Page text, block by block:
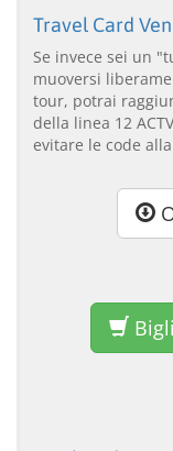
Travel Card
Se invece sei un
muoversi
tour, potrai
della linea 12
evitare le code